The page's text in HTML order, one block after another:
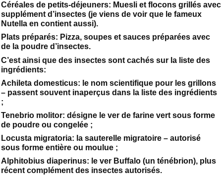
Céréales de petits-déjeuners: Muesli et flocons grillés avec
supplément d’insectes (je viens de voir que le fameux
Nutella en contient aussi).
Plats préparés: Pizza, soupes et sauces préparées avec
de la poudre d’insectes.
C’est ainsi que des insectes sont cachés sur la liste des
ingrédients:
Achileta domesticus: le nom scientifique pour les grillons
– passent souvent inaperçus dans la liste des ingrédients
;
Tenebrio molitor: désigne le ver de farine vert sous forme
de poudre ou congelée ;
Locusta migratoria: la sauterelle migratoire – autorisé
sous forme entière ou moulue ;
Alphitobius diaperinus: le ver Buffalo (un ténébrion), plus
récent complément des insectes autorisés.